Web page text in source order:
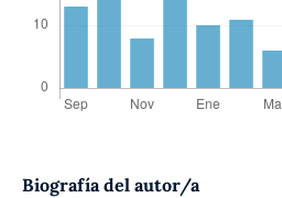
Biografía del autor/a